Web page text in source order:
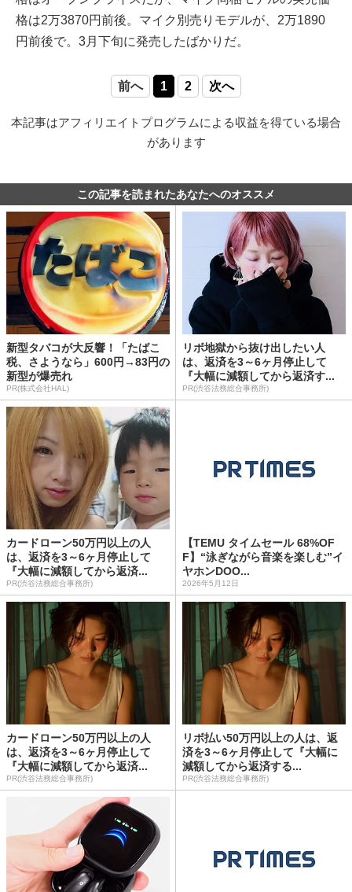
格は2万3870円前後。マイク別売りモデルが、2万1890
円前後で。3月下旬に発売したばかりだ。
前へ 1 2 次へ
本記事はアフィリエイトプログラムによる収益を得ている場合
があります
この記事を読まれたあなたへのオススメ
新型タバコが大反響！「たばこ
税、さようなら」600円→83円の
新型が爆売れ
PR(株式会社HAL)
リボ地獄から抜け出したい人
は、返済を3～6ヶ月停止して
『大幅に減額してから返済す...
PR(渋谷法務総合事務所)
カードローン50万円以上の人
は、返済を3～6ヶ月停止して
『大幅に減額してから返済...
PR(渋谷法務総合事務所)
【TEMU タイムセール 68%OF
F】“泳ぎながら音楽を楽しむ”イ
ヤホンDOO...
2026年5月12日
カードローン50万円以上の人
は、返済を3～6ヶ月停止して
『大幅に減額してから返済...
PR(渋谷法務総合事務所)
リボ払い50万円以上の人は、返
済を3～6ヶ月停止して『大幅に
減額してから返済する...
PR(渋谷法務総合事務所)